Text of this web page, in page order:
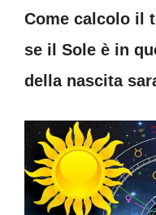
Come calcolo il
se il Sole è in
della nascita